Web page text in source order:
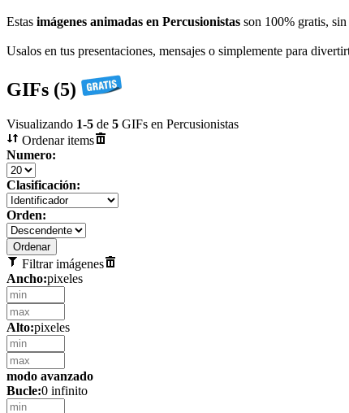
Estas imágenes animadas en Percusionistas son 100% gratis,
Usalos en tus presentaciones, mensajes o simplemente para
GIFs (5)
Visualizando 1-5 de 5 GIFs en Percusionistas
Ordenar items
Numero:
Clasificación:
Orden:
Filtrar imágenes
Ancho:pixeles
Alto:pixeles
modo avanzado
Bucle:0 infinito